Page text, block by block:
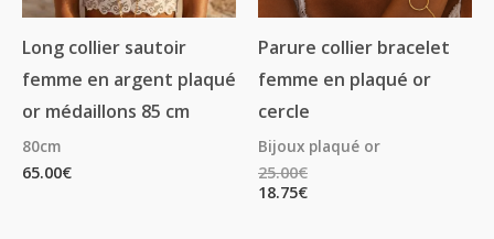
Long collier sautoir
femme en argent plaqué
or médaillons 85 cm
80cm
65.00€
Parure collier bracelet
femme en plaqué or
cercle
Bijoux plaqué or
25.00€
18.75€